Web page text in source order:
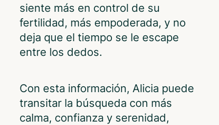
siente más en control de su
fertilidad, más empoderada, y no
deja que el tiempo se le escape
entre los dedos.
Con esta información, Alicia puede
transitar la búsqueda con más
calma, confianza y serenidad,